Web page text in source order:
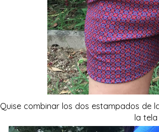
Quise combinar los dos estampados de
la